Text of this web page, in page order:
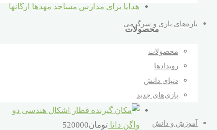
تازه‌های بازی و سرگرمی
محصولات
رویدادها
دنیای دانش
بازی‌های جدید
آموزش و دانش
هدایا برای مدارس مساجد مهدها ارگانها
محصولات
تومان
قطار اشکال هندسی دو
واگن دانا تومان520000